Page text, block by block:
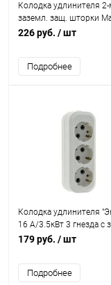
Колодка удлинителя
заземл. защ. шторки
N2010000
226 руб. / шт
Подробнее
Колодка удлинителя
16 А/3.5кВт 3 гнезда с
EKF AKB16-3
179 руб. / шт
Подробнее